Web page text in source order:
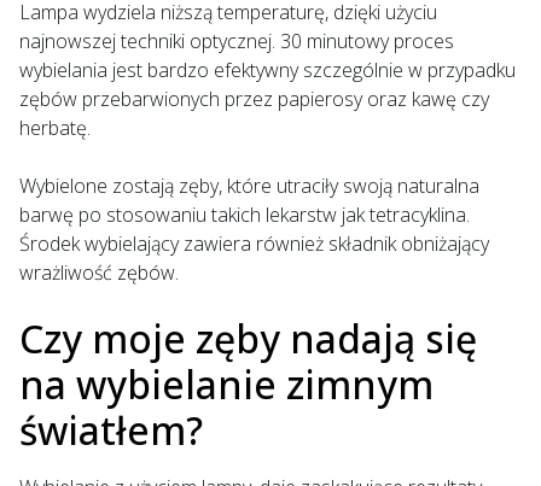
Lampa wydziela niższą temperaturę, dzięki użyciu
najnowszej techniki optycznej. 30 minutowy proces
wybielania jest bardzo efektywny szczególnie w przypadku
zębów przebarwionych przez papierosy oraz kawę czy
herbatę.
Wybielone zostają zęby, które utraciły swoją naturalna
barwę po stosowaniu takich lekarstw jak tetracyklina.
Środek wybielający zawiera również składnik obniżający
wrażliwość zębów.
Czy moje zęby nadają się
na wybielanie zimnym
światłem?